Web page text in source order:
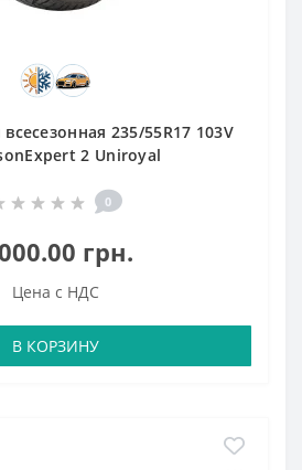
235/55R17 103V
2 Uniroyal
0
грн.
Цена с НДС
В КОРЗИНУ